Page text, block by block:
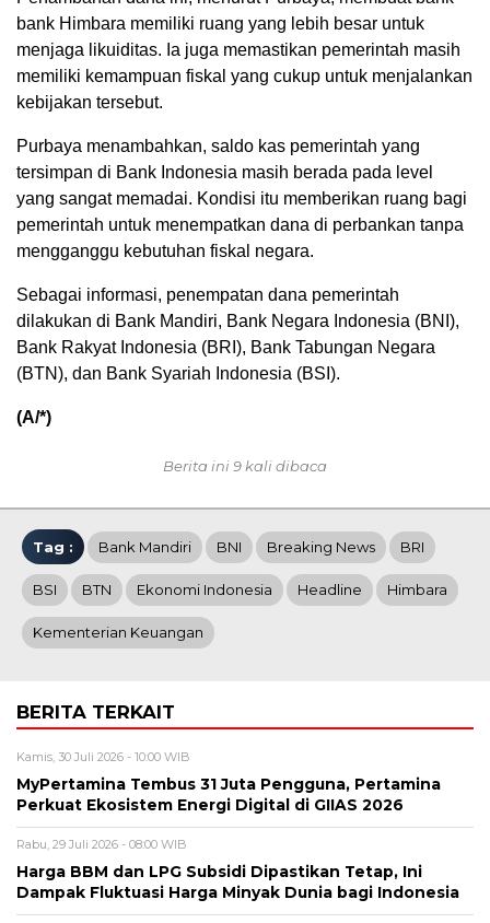
bank Himbara memiliki ruang yang lebih besar untuk
menjaga likuiditas. Ia juga memastikan pemerintah masih
memiliki kemampuan fiskal yang cukup untuk menjalankan
kebijakan tersebut.
Purbaya menambahkan, saldo kas pemerintah yang
tersimpan di Bank Indonesia masih berada pada level
yang sangat memadai. Kondisi itu memberikan ruang bagi
pemerintah untuk menempatkan dana di perbankan tanpa
mengganggu kebutuhan fiskal negara.
Sebagai informasi, penempatan dana pemerintah
dilakukan di Bank Mandiri, Bank Negara Indonesia (BNI),
Bank Rakyat Indonesia (BRI), Bank Tabungan Negara
(BTN), dan Bank Syariah Indonesia (BSI).
(A/*)
Berita ini 9 kali dibaca
Tag : Bank Mandiri BNI Breaking News BRI
BSI BTN Ekonomi Indonesia Headline Himbara
Kementerian Keuangan
BERITA TERKAIT
Kamis, 30 Juli 2026 - 10:00 WIB
MyPertamina Tembus 31 Juta Pengguna, Pertamina
Perkuat Ekosistem Energi Digital di GIIAS 2026
Rabu, 29 Juli 2026 - 08:00 WIB
Harga BBM dan LPG Subsidi Dipastikan Tetap, Ini
Dampak Fluktuasi Harga Minyak Dunia bagi Indonesia